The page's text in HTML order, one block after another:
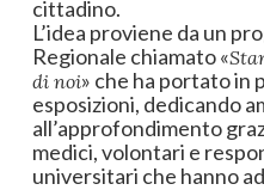
cittadino.
L’idea proviene da un
Regionale chiamato «
di noi» che ha portato in
esposizioni, dedicando
all’approfondimento
medici, volontari e
universitari che hanno